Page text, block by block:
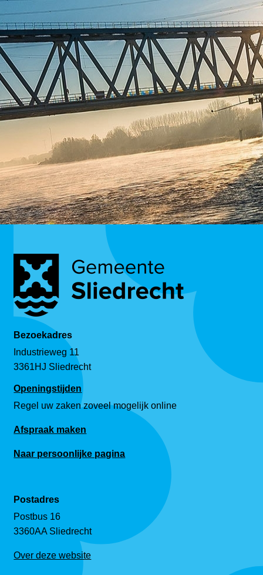
Bezoekadres
Industrieweg 11
3361HJ Sliedrecht
Openingstijden
Regel uw zaken zoveel mogelijk online
Afspraak maken
Naar persoonlijke pagina
Postadres
Postbus 16
3360AA Sliedrecht
Over deze website